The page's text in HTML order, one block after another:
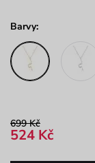
Barvy:
699 Kč
524 Kč